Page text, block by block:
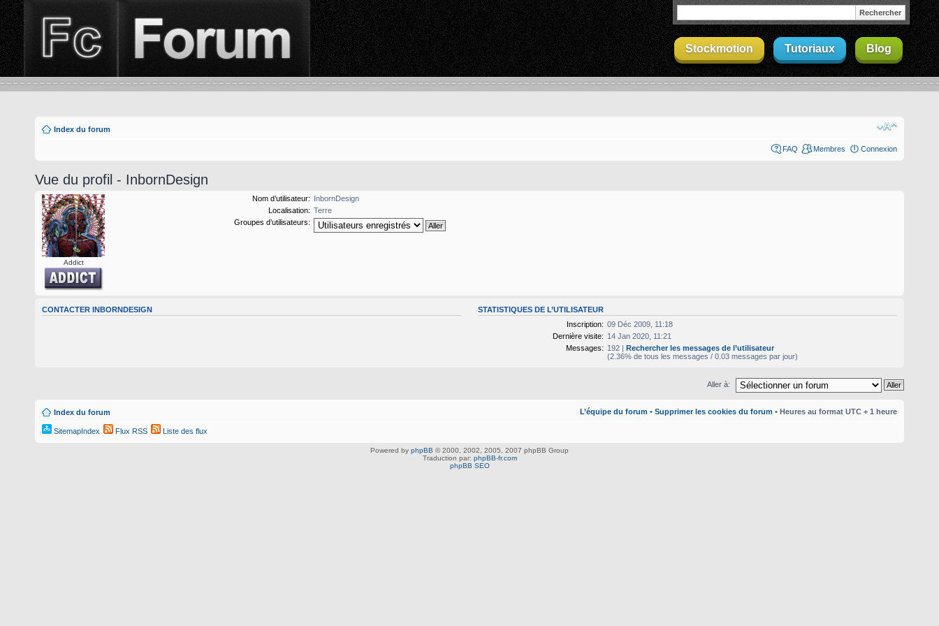
Stockmotion Tutoriaux Blog
Index du forum
FAQ Membres Connexion
Vue du profil - InbornDesign
Addict
Nom d’utilisateur: InbornDesign
Localisation: Terre
Groupes d’utilisateurs:
CONTACTER INBORNDESIGN
STATISTIQUES DE L’UTILISATEUR
Inscription: 09 Déc 2009, 11:18
Dernière visite: 14 Jan 2020, 11:21
Messages: 192 |Rechercher les messages de l’utilisateur
(2.36% de tous les messages / 0.03 messages par jour)
Aller à:
Index du forum L’équipe du forum • Supprimer les cookies du forum • Heures au format UTC + 1 heure
SitemapIndex Flux RSS Liste des flux
Powered by phpBB © 2000, 2002, 2005, 2007 phpBB Group
Traduction par: phpBB-fr.com
phpBB SEO